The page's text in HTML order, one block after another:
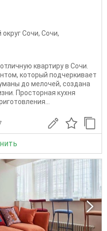
округ Сочи, Сочи,
квартиру в Сочи.
который подчеркивает
до мелочей, создана
Просторная кухня